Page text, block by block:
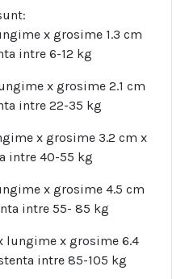
x grosime 1.3 cm
intre 6-12 kg
x grosime 2.1 cm
intre 22-35 kg
x grosime 3.2 cm x
intre 40-55 kg
x grosime 4.5 cm
intre 55- 85 kg
lungime x grosime 6.4
intre 85-105 kg